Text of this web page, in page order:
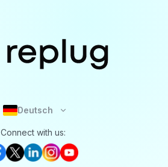
Deutsch
Connect with us: